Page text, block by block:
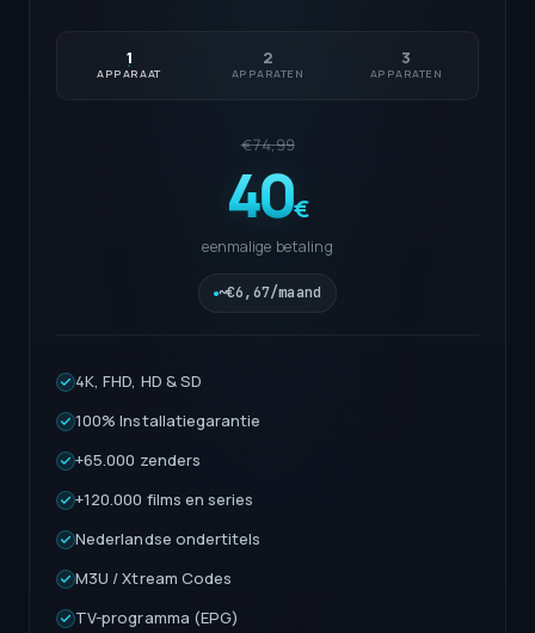
1
APPARAAT
2
APPARATEN
3
APPARATEN
€74,99
40€
eenmalige betaling
~€6,67/maand
4K, FHD, HD & SD
100% Installatiegarantie
+65.000 zenders
+120.000 films en series
Nederlandse ondertitels
M3U / Xtream Codes
TV-programma (EPG)